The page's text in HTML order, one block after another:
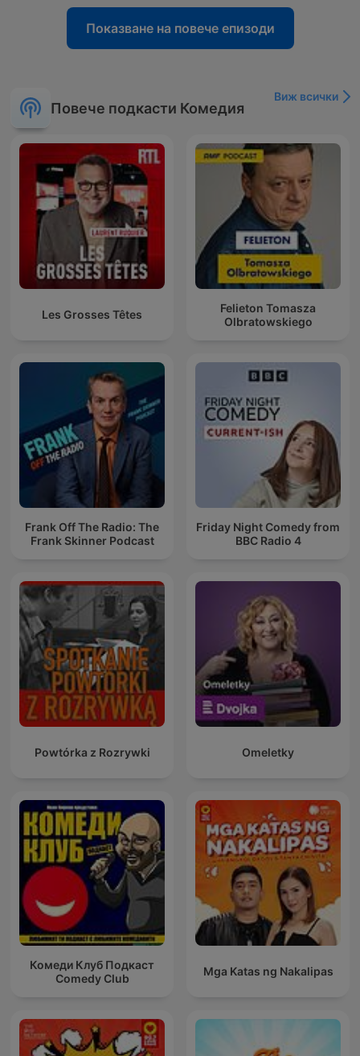
Показване на повече епизоди
Повече подкасти Комедия
Виж всички
Les Grosses Têtes
Felieton Tomasza
Olbratowskiego
Frank Off The Radio: The
Frank Skinner Podcast
Friday Night Comedy from
BBC Radio 4
Powtórka z Rozrywki Omeletky
Комеди Клуб Подкаст
Comedy Club
Mga Katas ng Nakalipas